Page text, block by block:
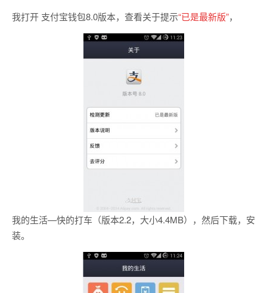
我打开 支付宝钱包8.0版本，查看关于提示“已是最新版”，
我的生活—快的打车（版本2.2，大小4.4MB），然后下载，安
装。